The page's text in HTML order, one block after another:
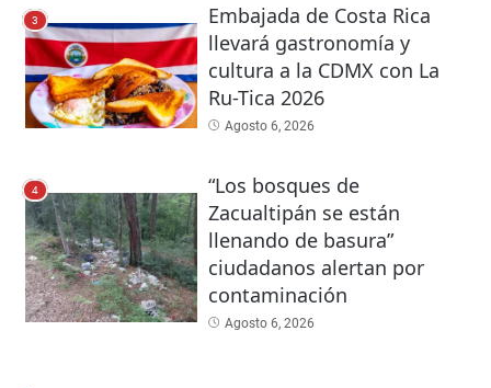
3
Embajada de Costa Rica
llevará gastronomía y
cultura a la CDMX con La
Ru-Tica 2026
Agosto 6, 2026
4
“Los bosques de
Zacualtipán se están
llenando de basura”
ciudadanos alertan por
contaminación
Agosto 6, 2026